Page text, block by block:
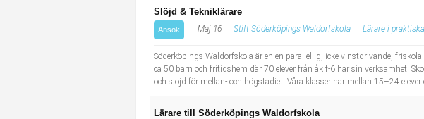
Naturvetenskapligt arbete
Sanering och renhållning
Läkarsekreterare/Vårdadmin/Medicinsk sekreterare
Slöjd & Tekniklärare
Ansök Maj 16 Stift Söderköpings Waldorfskola Lärare i
Söderköpings Waldorfskola är en en-parallellig, icke vinstdrivande,
ca 50 barn och fritidshem där 70 elever från åk f-6 har sin verksamhet.
och slöjd för mellan- och högstadiet. Våra klasser har mellan 15–24 elever
Lärare till Söderköpings Waldorfskola